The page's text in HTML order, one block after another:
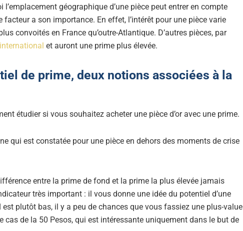
géographique d’une pièce peut entrer en compte
facteur a son importance. En effet, l’intérêt pour une pièce varie
convoités en France qu’outre-Atlantique. D’autres pièces, par
et auront une prime plus élevée.
de prime, deux notions associées à la
étudier si vous souhaitez acheter une pièce d’or avec une prime.
qui est constatée pour une pièce en dehors des moments de crise
entre la prime de fond et la prime la plus élevée jamais
très important : il vous donne une idée du potentiel d’une
plutôt bas, il y a peu de chances que vous fassiez une plus-value
cas de la 50 Pesos, qui est intéressante uniquement dans le but de